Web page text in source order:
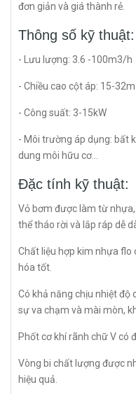
đơn giản và giá thành rẻ.
Thông số kỹ
- Lưu lượng: 3.6 -100m3/h
- Chiều cao cột áp: 15-32m
- Công suất: 3-15kW
- Môi trường áp dụng: bất
dung môi hữu cơ...
Đặc tính kỹ thuật:
Vỏ bơm được làm từ
thể tháo rời và lắp ráp dễ
Chất liệu hợp kim nhựa flo
hóa tốt.
Có khả năng chịu nhiệt độ
sự va chạm và mài mòn,
Phốt cơ khí rãnh chữ V có
Vòng bi chất lượng được
hiệu quả.